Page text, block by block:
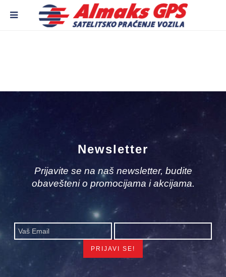
Newsletter
Prijavite se na naš newsletter, budite
obavešteni o promocijama i akcijama.